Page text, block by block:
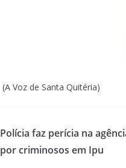
(A Voz de Santa Quitéria)
Polícia faz perícia na
por criminosos em Ipu